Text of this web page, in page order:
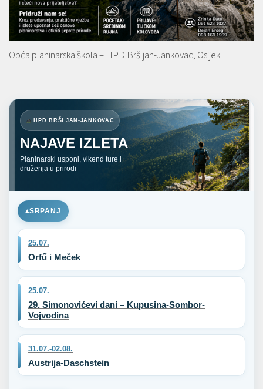
Opća planinarska škola – HPD Bršljan-Jankovac, Osijek
HPD BRŠLJAN-JANKOVAC
NAJAVE IZLETA
Planinarski usponi, vikend ture i
druženja u prirodi
SRPANJ
25.07.
Orfű i Meček
25.07.
29. Simonovićevi dani – Kupusina-Sombor-
Vojvodina
31.07.-02.08.
Austrija-Daschstein